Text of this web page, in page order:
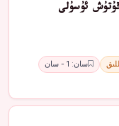
ئۇسۇلى
سان: 1 - سان